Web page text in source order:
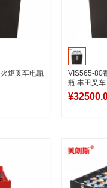
炬叉车电瓶
VIS565-80
瓶 丰田叉